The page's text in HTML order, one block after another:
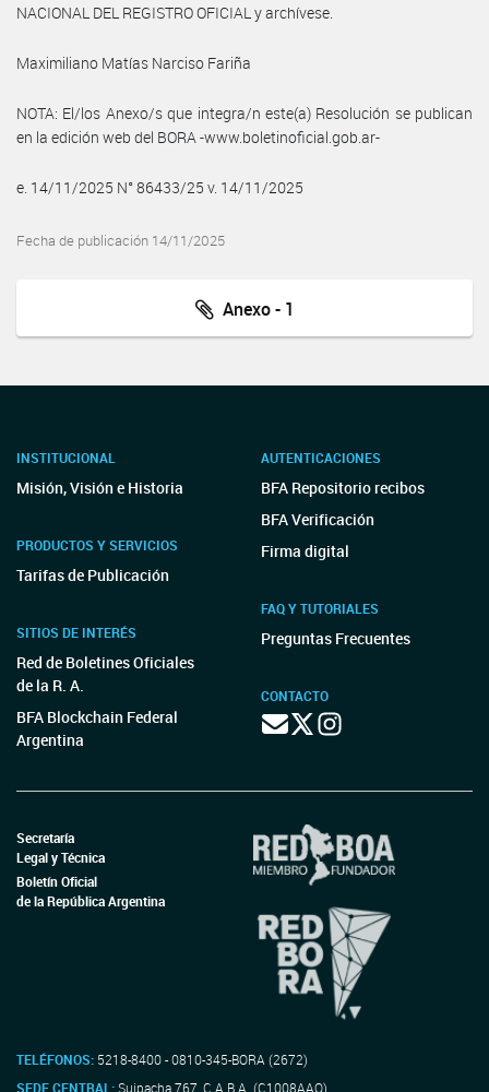
NACIONAL DEL REGISTRO OFICIAL y archívese.
Maximiliano Matías Narciso Fariña
NOTA: El/los Anexo/s que integra/n este(a) Resolución se publican
en la edición web del BORA -www.boletinoficial.gob.ar-
e. 14/11/2025 N° 86433/25 v. 14/11/2025
Fecha de publicación 14/11/2025
Anexo - 1
INSTITUCIONAL
Misión, Visión e Historia
PRODUCTOS Y SERVICIOS
Tarifas de Publicación
SITIOS DE INTERÉS
Red de Boletines Oficiales
de la R. A.
BFA Blockchain Federal
Argentina
AUTENTICACIONES
BFA Repositorio recibos
BFA Verificación
Firma digital
FAQ Y TUTORIALES
Preguntas Frecuentes
CONTACTO
Secretaría
Legal y Técnica
Boletín Oficial
de la República Argentina
TELÉFONOS: 5218-8400 - 0810-345-BORA (2672)
SEDE CENTRAL:Suipacha 767, C.A.B.A. (C1008AAO)